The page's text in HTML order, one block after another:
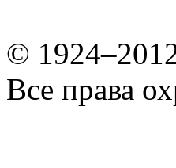
©
Все права